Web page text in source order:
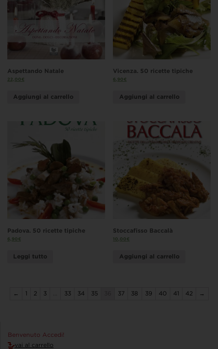
Aspettando Natale
22,00€
Aggiungi al carrello
Vicenza. 50 ricette tipiche
6,90€
Aggiungi al carrello
Padova. 50 ricette tipiche
6,90€
Leggi tutto
Stoccafisso Baccalà
10,00€
Aggiungi al carrello
← 1 2 3 … 33 34 35 37 38 39 40 41 42 →
Benvenuto Accedi!
vai al carrello